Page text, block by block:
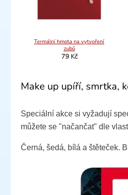
Termální hmota na vytvoření
zubů
79 Kč
Make up upíří, smrtka,
Speciální akce si vyžadují
můžete se "načančat" dle
Černá, šedá, bílá a štěteček.